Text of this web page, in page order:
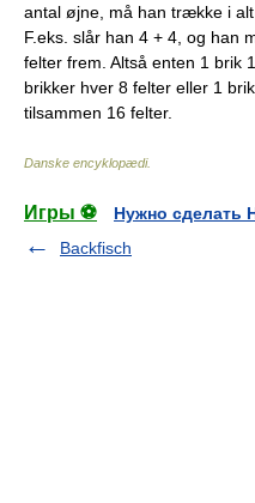
antal øjne, må han trække i
F.eks. slår han 4 + 4, og han
felter frem. Altså enten 1 brik
brikker hver 8 felter eller 1
tilsammen 16 felter.
Danske encyklopædi.
Игры ⚽
Нужно сделать
Backfisch